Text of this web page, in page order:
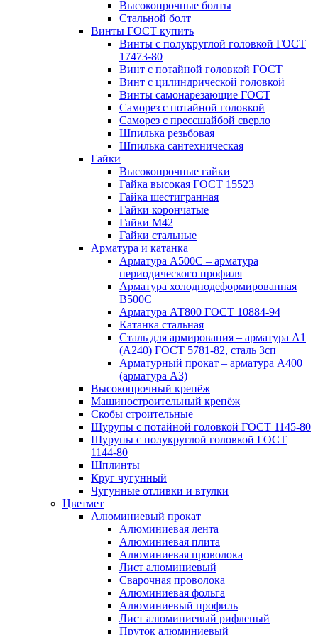
Высокопрочные болты
Стальной болт
Винты ГОСТ купить
Винты с полукруглой головкой ГОСТ
17473-80
Винт с потайной головкой ГОСТ
Винт с цилиндрической головкой
Винты самонарезающие ГОСТ
Саморез с потайной головкой
Саморез с прессшайбой сверло
Шпилька резьбовая
Шпилька сантехническая
Гайки
Высокопрочные гайки
Гайка высокая ГОСТ 15523
Гайка шестигранная
Гайки корончатые
Гайки М42
Гайки стальные
Арматура и катанка
Арматура А500С – арматура
периодического профиля
Арматура холоднодеформированная
В500С
Арматура АТ800 ГОСТ 10884-94
Катанка стальная
Сталь для армирования – арматура А1
(А240) ГОСТ 5781-82, сталь 3сп
Арматурный прокат – арматура А400
(арматура А3)
Высокопрочный крепёж
Машиностроительный крепёж
Скобы строительные
Шурупы с потайной головкой ГОСТ 1145-80
Шурупы с полукруглой головкой ГОСТ
1144-80
Шплинты
Круг чугунный
Чугунные отливки и втулки
Цветмет
Алюминиевый прокат
Алюминиевая лента
Алюминиевая плита
Алюминиевая проволока
Лист алюминиевый
Сварочная проволока
Алюминиевая фольга
Алюминиевый профиль
Лист алюминиевый рифленый
Пруток алюминиевый